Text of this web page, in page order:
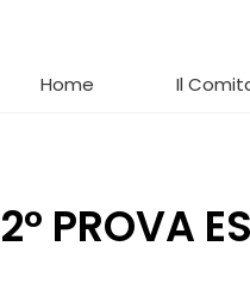
Home Il
2° PROVA